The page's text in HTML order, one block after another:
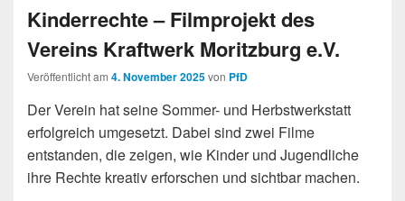
Kinderrechte – Filmprojekt des
Vereins Kraftwerk Moritzburg e.V.
Veröffentlicht am 4. November 2025von PfD
Der Verein hat seine Sommer- und Herbstwerkstatt
erfolgreich umgesetzt. Dabei sind zwei Filme
entstanden, die zeigen, wie Kinder und Jugendliche
ihre Rechte kreativ erforschen und sichtbar machen.